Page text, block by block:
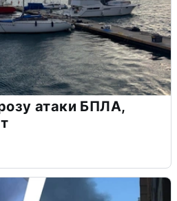
атаки БПЛА,